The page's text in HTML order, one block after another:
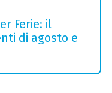
Ferie: il
di agosto e